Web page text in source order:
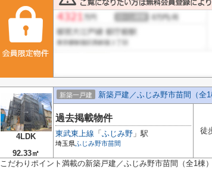
4LDK
92.33㎡
新築一戸建 新築戸建／ふじみ野市苗間（全1
過去掲載物件
東武東上線 「 ふじみ野 」駅
埼玉県ふじみ野市苗間
徒
こだわりポイント満載の新築戸建／ふじみ野市苗間（全1棟